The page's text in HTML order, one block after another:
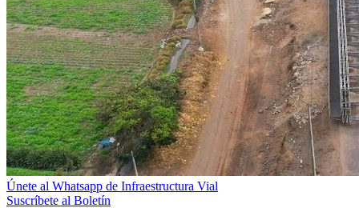
Únete al Whatsapp de Infraestructura Vial
Suscríbete al Boletín